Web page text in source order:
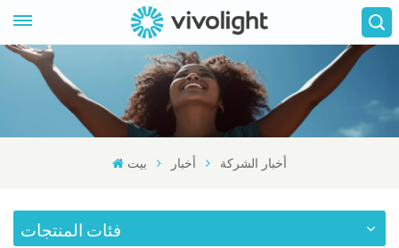
بيت أخبار أخبار الشركة
فئات المنتجات